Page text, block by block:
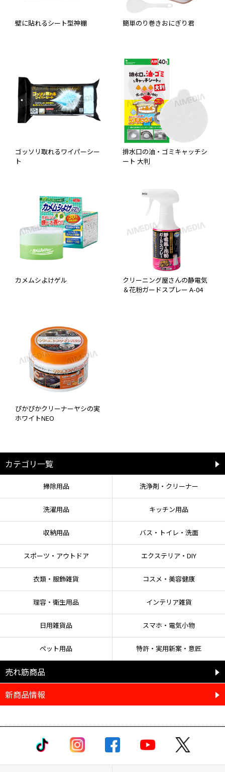
壁に貼れるシート型神棚 簡単のり巻きおにぎり君
ゴッソリ取れるワイパーシー
ト
排水口の油・ゴミキャッチシ
ート 大判
カメムシよけゲル
クリーニング屋さんの静電気
＆花粉ガードスプレー A-04
ぴかぴかクリーナーヤシの実
ホワイトNEO
カテゴリ一覧
掃除用品 洗浄剤・クリーナー
洗濯用品 キッチン用品
収納用品 バス・トイレ・洗面
スポーツ・アウトドア エクステリア・DIY
衣類・服飾雑貨 コスメ・美容健康
理容・衛生用品 インテリア雑貨
日用雑貨品 スマホ・電気小物
ペット用品 特許・実用新案・意匠
売れ筋商品
新商品情報